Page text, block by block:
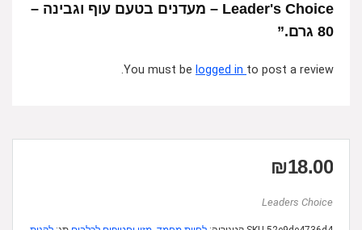
Leader's Choice – מעדנים בטעם עוף וגבינה –
80 גרם.”
You must be logged in to post a review.
₪18.00
Leaders Choice